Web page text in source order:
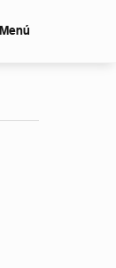
Menú